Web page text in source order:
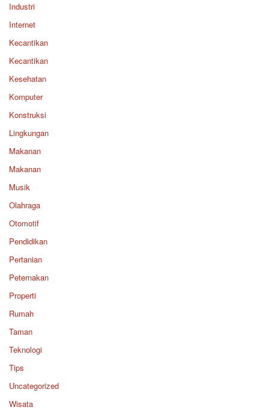
Industri
Internet
Kecantikan
Kecantikan
Kesehatan
Komputer
Konstruksi
Lingkungan
Makanan
Makanan
Musik
Olahraga
Otomotif
Pendidikan
Pertanian
Peternakan
Properti
Rumah
Taman
Teknologi
Tips
Uncategorized
Wisata